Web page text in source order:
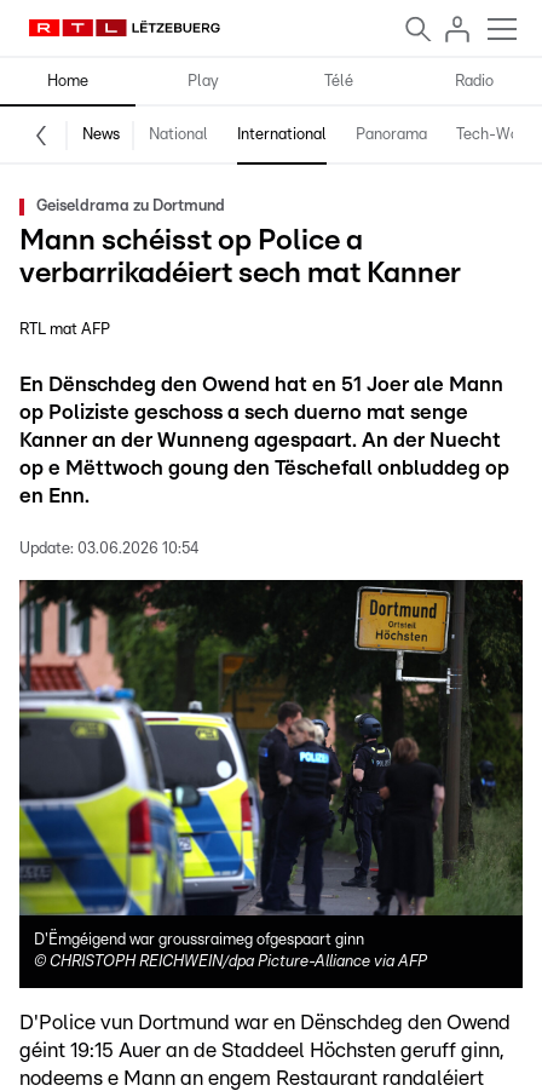
Home Play Télé Radio
News National International Panorama Tech-World
Geiseldrama zu Dortmund
Mann schéisst op Police a
verbarrikadéiert sech mat Kanner
RTL mat AFP
En Dënschdeg den Owend hat en 51 Joer ale Mann
op Poliziste geschoss a sech duerno mat senge
Kanner an der Wunneng agespaart. An der Nuecht
op e Mëttwoch goung den Tëschefall onbluddeg op
en Enn.
Update: 03.06.2026 10:54
D'Ëmgéigend war groussraimeg ofgespaart ginn
© CHRISTOPH REICHWEIN/dpa Picture-Alliance via AFP
D'Police vun Dortmund war en Dënschdeg den Owend
géint 19:15 Auer an de Staddeel Höchsten geruff ginn,
nodeems e Mann an engem Restaurant randaléiert